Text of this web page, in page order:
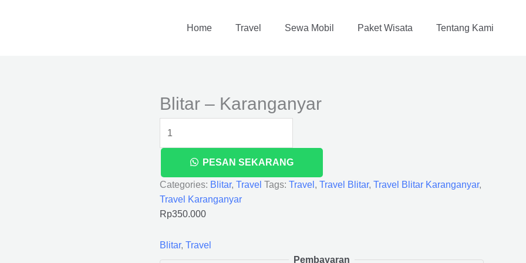
Home Travel Sewa Mobil Paket Wisata Tentang Kami
Blitar – Karanganyar
PESAN SEKARANG
Categories: Blitar, Travel Tags: Travel , Travel Blitar, Travel Blitar Karanganyar,
Travel Karanganyar
Rp350.000
Blitar, Travel
Pembayaran